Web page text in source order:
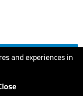
and experiences in